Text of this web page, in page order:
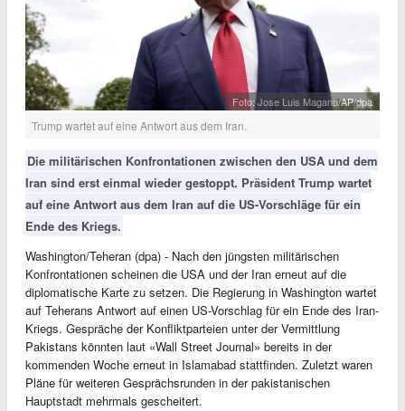
Foto: Jose Luis Magana/AP/dpa
Trump wartet auf eine Antwort aus dem Iran.
Die militärischen Konfrontationen zwischen den USA und dem
Iran sind erst einmal wieder gestoppt. Präsident Trump wartet
auf eine Antwort aus dem Iran auf die US-Vorschläge für ein
Ende des Kriegs.
Washington/Teheran (dpa) - Nach den jüngsten militärischen
Konfrontationen scheinen die USA und der Iran erneut auf die
diplomatische Karte zu setzen. Die Regierung in Washington wartet
auf Teherans Antwort auf einen US-Vorschlag für ein Ende des Iran-
Kriegs. Gespräche der Konfliktparteien unter der Vermittlung
Pakistans könnten laut «Wall Street Journal» bereits in der
kommenden Woche erneut in Islamabad stattfinden. Zuletzt waren
Pläne für weiteren Gesprächsrunden in der pakistanischen
Hauptstadt mehrmals gescheitert.